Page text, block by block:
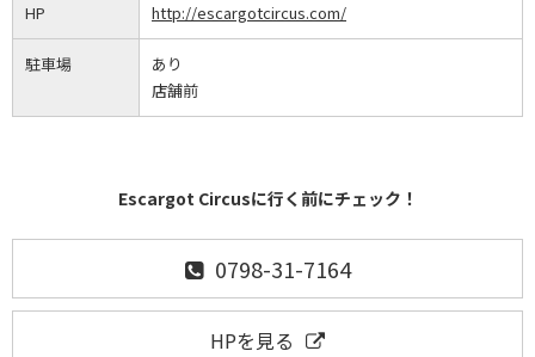
HP http://escargotcircus.com/
駐車場
あり
店舗前
Escargot Circusに行く前にチェック！
0798-31-7164
HPを見る